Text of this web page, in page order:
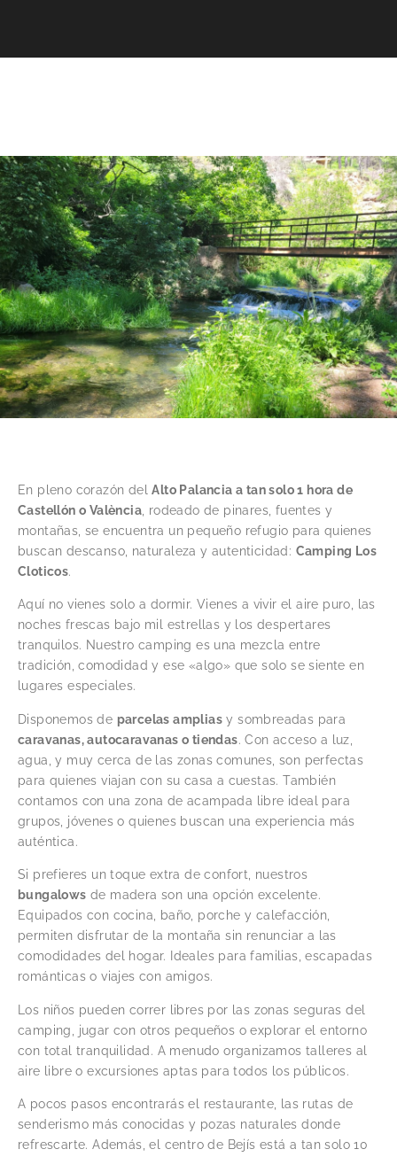
En pleno corazón delAlto Palancia a tan solo 1 hora de
Castellón o València , rodeado de pinares, fuentes y
montañas, se encuentra un pequeño refugio para quienes
buscan descanso, naturaleza y autenticidad: Camping Los
Cloticos.
Aquí no vienes solo a dormir. Vienes a vivir el aire puro, las
noches frescas bajo mil estrellas y los despertares
tranquilos. Nuestro camping es una mezcla entre
tradición, comodidad y ese «algo» que solo se siente en
lugares especiales.
Disponemos de parcelas amplias y sombreadas para
caravanas, autocaravanas o tiendas. Con acceso a luz,
agua, y muy cerca de las zonas comunes, son perfectas
para quienes viajan con su casa a cuestas. También
contamos con una zona de acampada libre ideal para
grupos, jóvenes o quienes buscan una experiencia más
auténtica.
Si prefieres un toque extra de confort, nuestros
bungalows de madera son una opción excelente.
Equipados con cocina, baño, porche y calefacción,
permiten disfrutar de la montaña sin renunciar a las
comodidades del hogar. Ideales para familias, escapadas
románticas o viajes con amigos.
Los niños pueden correr libres por las zonas seguras del
camping, jugar con otros pequeños o explorar el entorno
con total tranquilidad. A menudo organizamos talleres al
aire libre o excursiones aptas para todos los públicos.
A pocos pasos encontrarás el restaurante, las rutas de
senderismo más conocidas y pozas naturales donde
refrescarte. Además, el centro de Bejís está a tan solo 10